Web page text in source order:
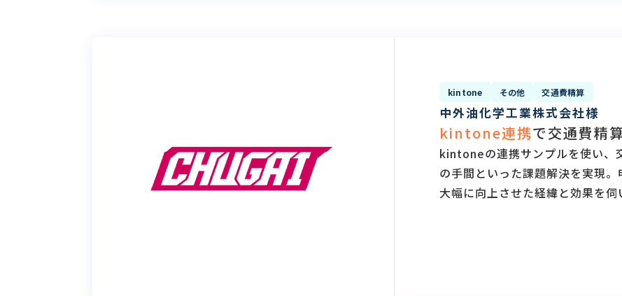
kintone その他 交通費精算
中外油化学工業株式会社様
kintone連携で交通費精
kintoneの連携サンプルを使い、
の手間といった課題解決を実現
大幅に向上させた経緯と効果を伺